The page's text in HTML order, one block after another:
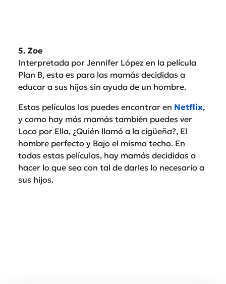
5. Zoe
Interpretada por Jennifer López en la película
Plan B, esta es para las mamás decididas a
educar a sus hijos sin ayuda de un hombre.
Estas películas las puedes encontrar en Netflix,
y como hay más mamás también puedes ver
Loco por Ella, ¿Quién llamó a la cigüeña?, El
hombre perfecto y Bajo el mismo techo. En
todas estas películas, hay mamás decididas a
hacer lo que sea con tal de darles lo necesario a
sus hijos.